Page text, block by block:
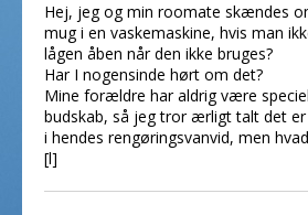
Hej, jeg og min roomate skændes
mug i en vaskemaskine, hvis man
lågen åben når den ikke bruges?
Har I nogensinde hørt om det?
Mine forældre har aldrig være
budskab, så jeg tror ærligt talt det
i hendes rengøringsvanvid, men
[l]